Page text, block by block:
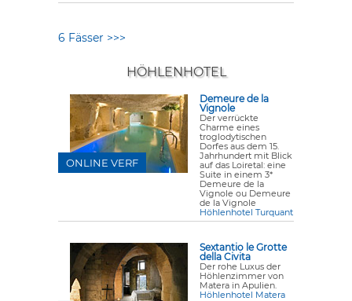
6 Fässer >>>
HÖHLENHOTEL
Demeure de la
Vignole
Der verrückte
Charme eines
troglodytischen
Dorfes aus dem 15.
Jahrhundert mit Blick
auf das Loiretal: eine
Suite in einem 3*
Demeure de la
Vignole ou Demeure
de la Vignole
Höhlenhotel Turquant
ONLINE VERF
Sextantio le Grotte
della Civita
Der rohe Luxus der
Höhlenzimmer von
Matera in Apulien.
Höhlenhotel Matera